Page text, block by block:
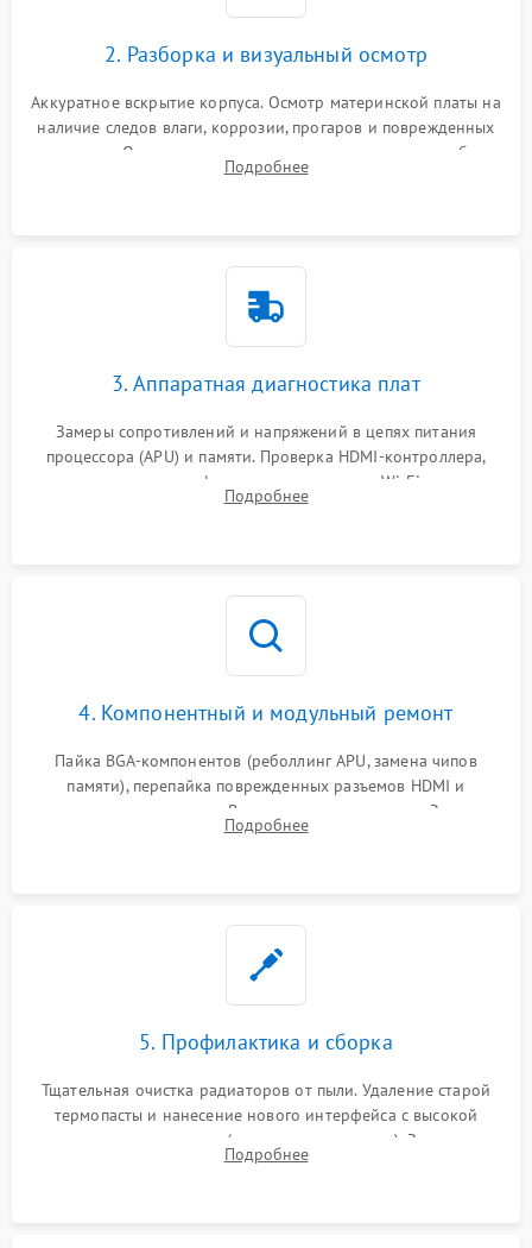
2. Разборка и визуальный осмотр
Аккуратное вскрытие корпуса. Осмотр материнской платы на
наличие следов влаги, коррозии, прогаров и поврежденных
элементов. Оценка состояния системы охлаждения, турбины
кулера и степени загрязнения радиатора пылью.
Подробнее
3. Аппаратная диагностика плат
Замеры сопротивлений и напряжений в цепях питания
процессора (APU) и памяти. Проверка HDMI-контроллера,
микросхем флеш-памяти и модуля Wi-Fi
Подробнее
4. Компонентный и модульный ремонт
Пайка BGA-компонентов (реболлинг APU, замена чипов
памяти), перепайка поврежденных разъемов HDMI и
контроллеров питания. Восстановление дорожек. Замена
неисправного жесткого диска, SSD или лазерной головки
Подробнее
5. Профилактика и сборка
Тщательная очистка радиаторов от пыли. Удаление старой
термопасты и нанесение нового интерфейса с высокой
теплопроводностью (или жидкого металла). Замена
термопрокладок. Аккуратная сборка консоли и подключение
Подробнее